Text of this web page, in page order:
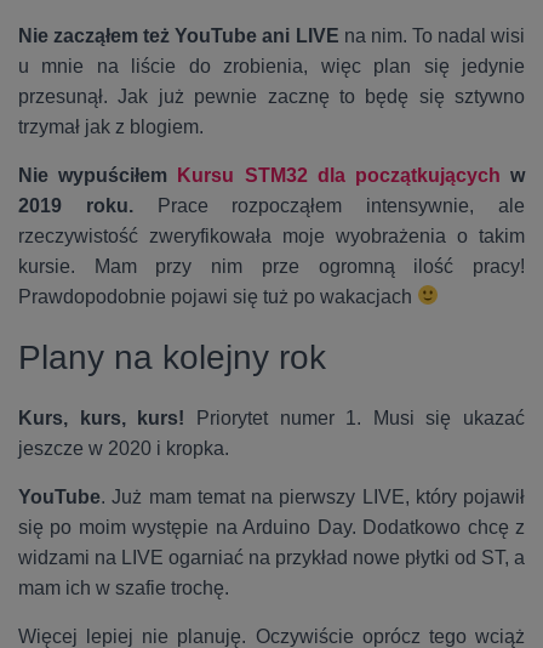
Nie zacząłem też YouTube ani LIVE na nim. To nadal wisi
u mnie na liście do zrobienia, więc plan się jedynie
przesunął. Jak już pewnie zacznę to będę się sztywno
trzymał jak z blogiem.
Nie wypuściłem Kursu STM32 dla początkujących w
2019 roku.
Prace rozpocząłem intensywnie, ale
rzeczywistość zweryfikowała moje wyobrażenia o takim
kursie. Mam przy nim prze ogromną ilość pracy!
Prawdopodobnie pojawi się tuż po wakacjach
Plany na kolejny rok
Kurs, kurs, kurs! Priorytet numer 1. Musi się ukazać
jeszcze w 2020 i kropka.
YouTube. Już mam temat na pierwszy LIVE, który pojawił
się po moim występie na Arduino Day. Dodatkowo chcę z
widzami na LIVE ogarniać na przykład nowe płytki od ST, a
mam ich w szafie trochę.
Więcej lepiej nie planuję. Oczywiście oprócz tego wciąż